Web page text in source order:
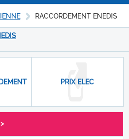
RACCORDEMENT ENEDIS
PRIX ELEC
>